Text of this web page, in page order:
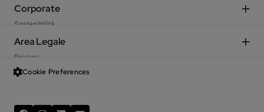
Ventilazione meccanica
Climatizzatori
Sistemi solari
Scaldacqua e serbatoi
Agenzie di rappresentanza
Scegli il Centro di Assistenza Tecnica
TechArea
Schemi d’impianto
Web Resi
Corporate
Sostenibilità
Azienda
Incentivi fiscali
Garanzia
InBaxi - Portale Aziendale
Area Legale
Privacy
Data Act
Cookie Preferences